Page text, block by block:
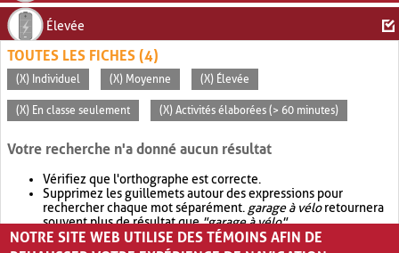
Élevée
TOUTES LES FICHES (4)
(X) Individuel (X) Moyenne (X) Élevée
(X) En classe seulement (X) Activités élaborées (> 60 minutes)
Votre recherche n'a donné aucun résultat
Vérifiez que l'orthographe est correcte.
Supprimez les guillemets autour des expressions pour
rechercher chaque mot séparément. garage à véloretournera
souvent plus de résultat que"garage à vélo".
Envisagez d'élargir votre recherche avec OR.garage OR vélo
NOTRE SITE WEB UTILISE DES TÉMOINS AFIN DE